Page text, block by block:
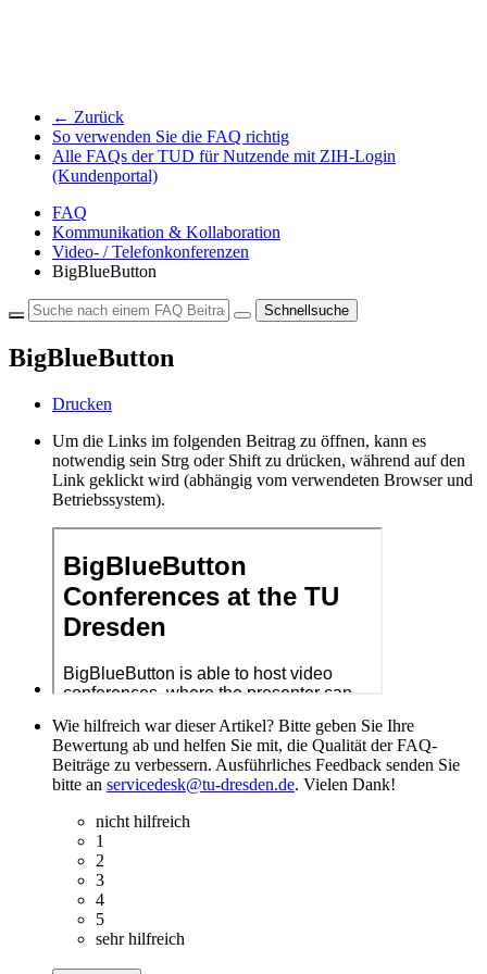
← Zurück
So verwenden Sie die FAQ richtig
Alle FAQs der TUD für Nutzende mit ZIH-Login
(Kundenportal)
FAQ
Kommunikation & Kollaboration
Video- / Telefonkonferenzen
BigBlueButton
Schnellsuche
BigBlueButton
Drucken
Um die Links im folgenden Beitrag zu öffnen, kann es
notwendig sein Strg oder Shift zu drücken, während auf den
Link geklickt wird (abhängig vom verwendeten Browser und
Betriebssystem).
Wie hilfreich war dieser Artikel? Bitte geben Sie Ihre
Bewertung ab und helfen Sie mit, die Qualität der FAQ-
Beiträge zu verbessern. Ausführliches Feedback senden Sie
bitte an servicedesk@tu-dresden.de. Vielen Dank!
nicht hilfreich
1
2
3
4
5
sehr hilfreich